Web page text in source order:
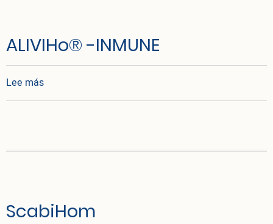
ALIVIHo® -INMUNE
Lee mássobre ALIVIHo® -INMUNE
ScabiHom